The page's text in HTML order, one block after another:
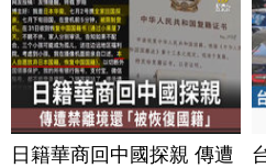
日籍華商回中國探親 傳遭